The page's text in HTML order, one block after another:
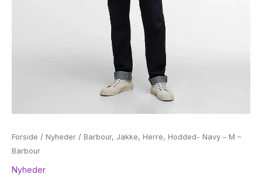
Forside / Nyheder / Barbour, Jakke, Herre, Hodded- Navy – M –
Barbour
Nyheder